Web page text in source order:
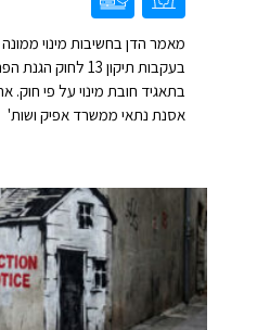
בעקבות תיקון 13
בתאגיד חובת מינוי על פי
אסנת נתאי ממשרד אפיק ושות'